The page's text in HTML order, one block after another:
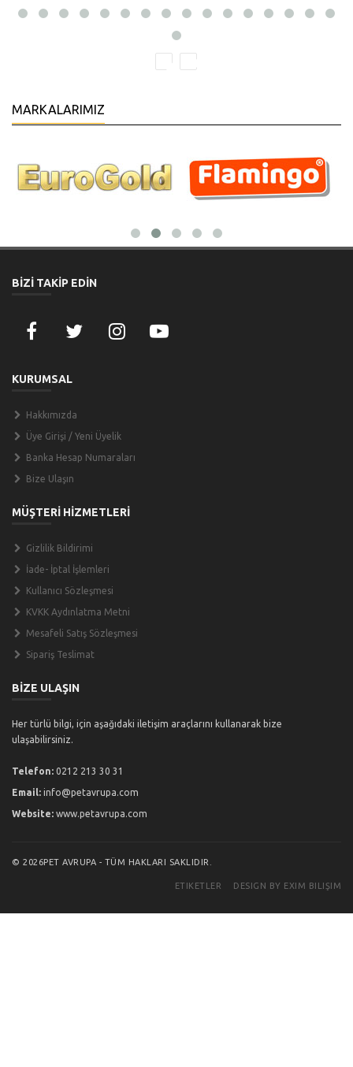
MARKALARIMIZ
BİZİ TAKİP EDİN
KURUMSAL
Hakkımızda
Üye Girişi / Yeni Üyelik
Banka Hesap Numaraları
Bize Ulaşın
MÜŞTERİ HİZMETLERİ
Gizlilik Bildirimi
İade- İptal İşlemleri
Kullanıcı Sözleşmesi
KVKK Aydınlatma Metni
Mesafeli Satış Sözleşmesi
Sipariş Teslimat
BİZE ULAŞIN
Her türlü bilgi, için aşağıdaki iletişim araçlarını kullanarak bize
ulaşabilirsiniz.
Telefon: 0212 213 30 31
Email: info@petavrupa.com
Website: www.petavrupa.com
© 2026PET AVRUPA - TÜM HAKLARI SAKLIDIR.
ETIKETLER DESIGN BY EXIM BILIŞIM